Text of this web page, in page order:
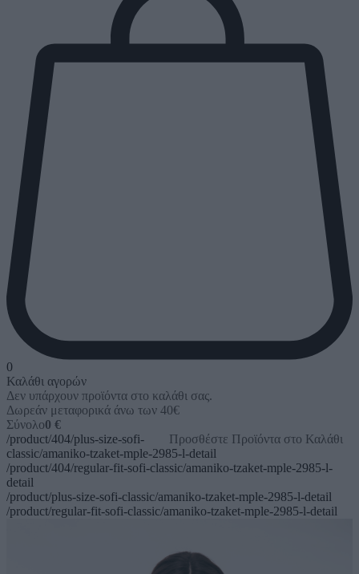
0
Καλάθι αγορών
Δεν υπάρχουν προϊόντα στο καλάθι σας.
Δωρεάν μεταφορικά άνω των 40€
Σύνολο0 €
Προσθέστε Προϊόντα στο Καλάθι
/product/404/plus-size-sofi-
classic/amaniko-tzaket-mple-2985-l-detail
/product/404/regular-fit-sofi-classic/amaniko-tzaket-mple-2985-l-
detail
/product/plus-size-sofi-classic/amaniko-tzaket-mple-2985-l-detail
/product/regular-fit-sofi-classic/amaniko-tzaket-mple-2985-l-detail